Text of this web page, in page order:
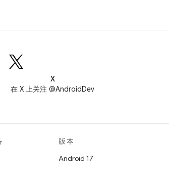
X
在 X 上关注 @AndroidDev
版本
Android 17